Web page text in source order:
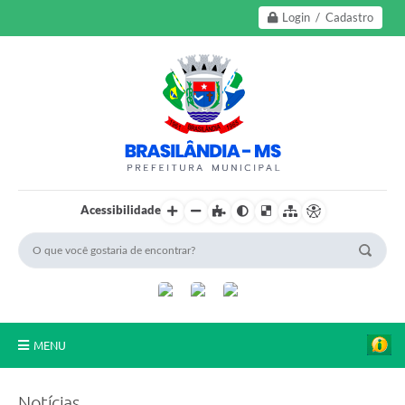
Login / Cadastro
Acessibilidade
MENU